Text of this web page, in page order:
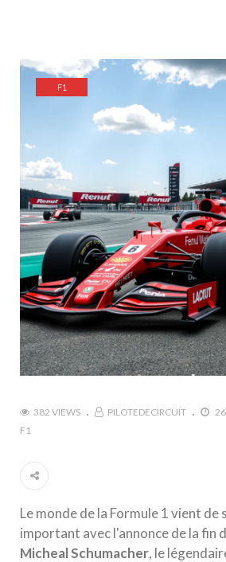
F1
382 VIEWS PILOTEDECIRCUIT
F1
Le monde de la Formule 1 vient de
important avec l'annonce de la fin
Micheal Schumacher, le